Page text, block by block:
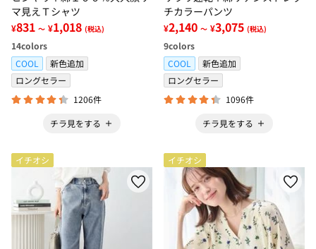
マ見えＴシャツ
¥831 ～ ¥1,018 (税込)
14colors
COOL
新色追加
ロングセラー
1206件
チラ見をする
チカラーパンツ
¥2,140 ～ ¥3,075 (税込)
9colors
COOL
新色追加
ロングセラー
1096件
チラ見をする
イチオシ イチオシ